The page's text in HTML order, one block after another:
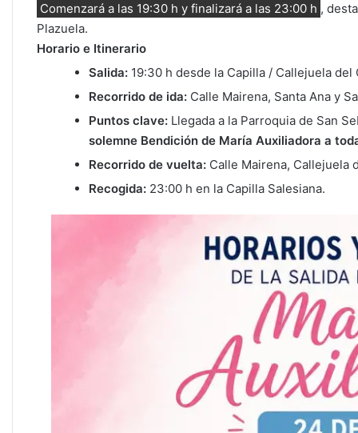
Comenzará a las 19:30 h y finalizará a las 23:00 h ,
Plazuela.
Horario e Itinerario
Salida: 19:30 h desde la Capilla / Callejuela del
Recorrido de ida: Calle Mairena, Santa Ana y
Puntos clave: Llegada a la Parroquia de San
solemne Bendición de María Auxiliadora a
Recorrido de vuelta: Calle Mairena, Callejuela
Recogida: 23:00 h en la Capilla Salesiana.